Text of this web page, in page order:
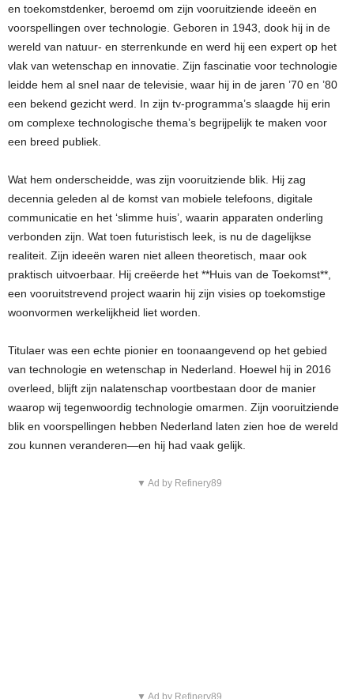
en toekomstdenker, beroemd om zijn vooruitziende ideeën en
voorspellingen over technologie. Geboren in 1943, dook hij in de
wereld van natuur- en sterrenkunde en werd hij een expert op het
vlak van wetenschap en innovatie. Zijn fascinatie voor technologie
leidde hem al snel naar de televisie, waar hij in de jaren ’70 en ’80
een bekend gezicht werd. In zijn tv-programma’s slaagde hij erin
om complexe technologische thema’s begrijpelijk te maken voor
een breed publiek.
Wat hem onderscheidde, was zijn vooruitziende blik. Hij zag
decennia geleden al de komst van mobiele telefoons, digitale
communicatie en het ‘slimme huis’, waarin apparaten onderling
verbonden zijn. Wat toen futuristisch leek, is nu de dagelijkse
realiteit. Zijn ideeën waren niet alleen theoretisch, maar ook
praktisch uitvoerbaar. Hij creëerde het **Huis van de Toekomst**,
een vooruitstrevend project waarin hij zijn visies op toekomstige
woonvormen werkelijkheid liet worden.
Titulaer was een echte pionier en toonaangevend op het gebied
van technologie en wetenschap in Nederland. Hoewel hij in 2016
overleed, blijft zijn nalatenschap voortbestaan door de manier
waarop wij tegenwoordig technologie omarmen. Zijn vooruitziende
blik en voorspellingen hebben Nederland laten zien hoe de wereld
zou kunnen veranderen—en hij had vaak gelijk.
▼ Ad by Refinery89
▼ Ad by Refinery89